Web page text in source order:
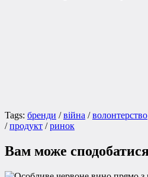
Tags: бренди /війна /волонтерство
/продукт /ринок
Вам може